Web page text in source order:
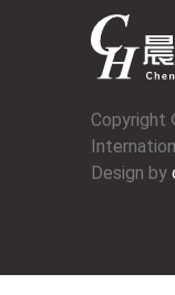
Copyright
Design by